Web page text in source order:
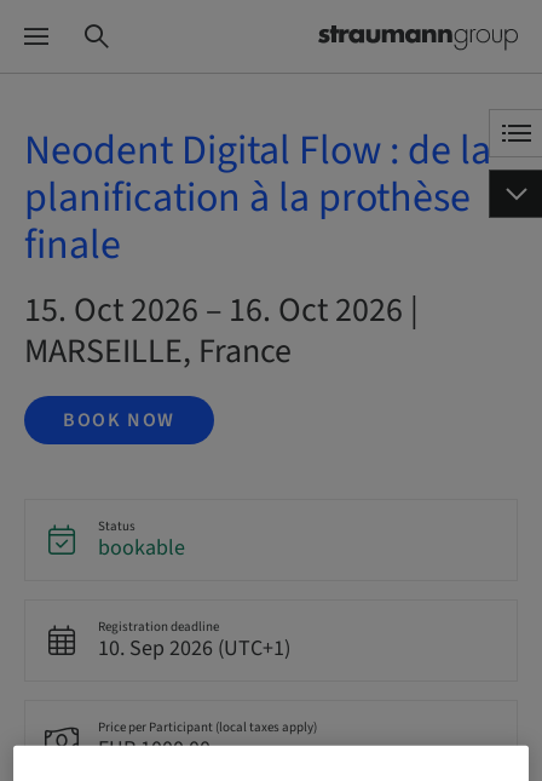
Neodent Digital Flow : de la
planification à la prothèse
finale
15. Oct 2026 – 16. Oct 2026 |
MARSEILLE, France
BOOK NOW
Status
bookable
Registration deadline
10. Sep 2026 (UTC+1)
Price per Participant (local taxes apply)
EUR 1000.00